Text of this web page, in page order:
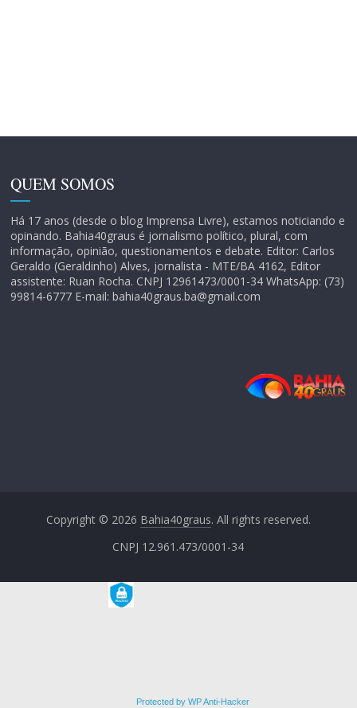
QUEM SOMOS
Há 17 anos (desde o blog Imprensa Livre), estamos noticiando e
opinando. Bahia40graus é jornalismo político, plural, com
informação, opinião, questionamentos e debate. Editor: Carlos
Geraldo (Geraldinho) Alves, jornalista - MTE/BA 4162, Editor
assistente: Ruan Rocha. CNPJ 12961473/0001-34 WhatsApp: (73)
99814-6777 E-mail: bahia40graus.ba@gmail.com
Copyright © 2026 Bahia40graus. All rights reserved.
CNPJ 12.961.473/0001-34
Protected by WP Anti-Hacker